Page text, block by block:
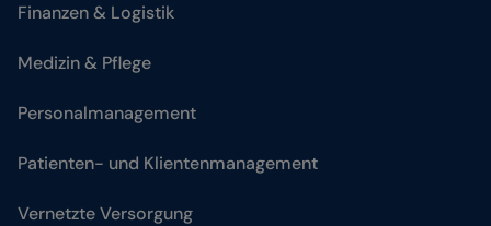
Finanzen & Logistik
Medizin & Pflege
Personalmanagement
Patienten- und Klientenmanagement
Vernetzte Versorgung